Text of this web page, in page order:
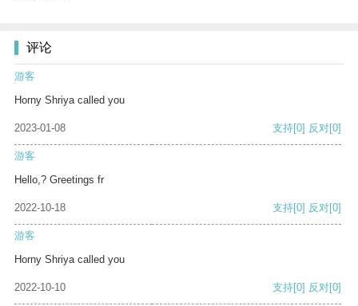
评论
游客
Horny Shriya called you
2023-01-08 支持[0] 反对[0]
游客
Hello,? Greetings fr
2022-10-18 支持[0] 反对[0]
游客
Horny Shriya called you
2022-10-10 支持[0] 反对[0]